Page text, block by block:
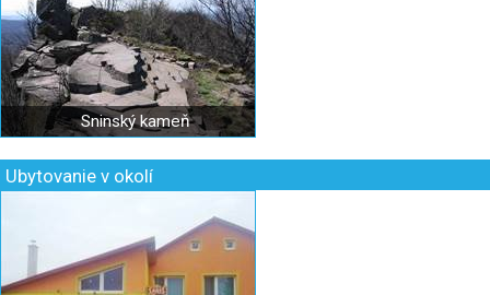
Sninský kameň
Ubytovanie v okolí